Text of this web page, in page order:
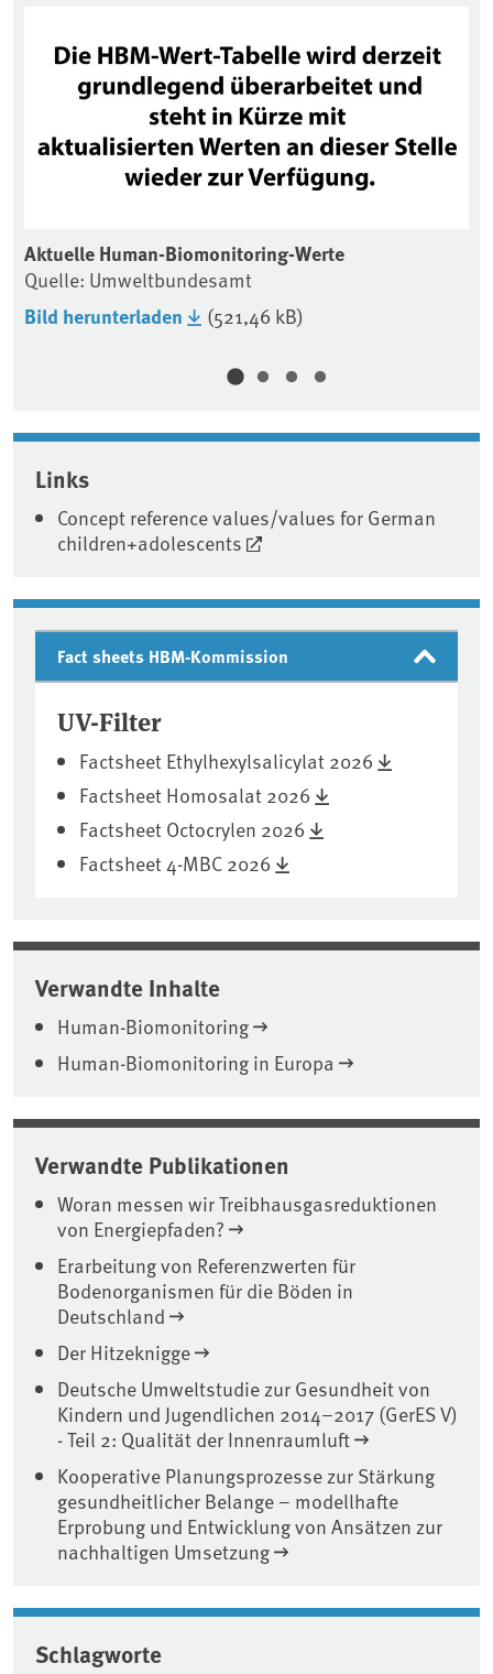
Aktuelle Human-Biomonitoring-Werte
Quelle: Umweltbundesamt
Bild herunterladen (521,46 kB)
Associated content
Links
Concept reference values/values for German
children+adolescents
Fact sheets HBM-Kommission
UV-Filter
Factsheet Ethylhexylsalicylat 2026
Factsheet Homosalat 2026
Factsheet Octocrylen 2026
Factsheet 4-MBC 2026
Verwandte Inhalte
Human-Biomonitoring
Human-Biomonitoring in Europa
Verwandte Publikationen
Woran messen wir Treibhausgasreduktionen
von Energiepfaden?
Erarbeitung von Referenzwerten für
Bodenorganismen für die Böden in
Deutschland
Der Hitzeknigge
Deutsche Umweltstudie zur Gesundheit von
Kindern und Jugendlichen 2014–2017 (GerES V)
- Teil 2: Qualität der Innenraumluft
Kooperative Planungsprozesse zur Stärkung
gesundheitlicher Belange – modellhafte
Erprobung und Entwicklung von Ansätzen zur
nachhaltigen Umsetzung
Schlagworte